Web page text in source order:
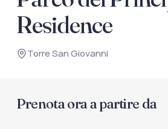
documenti di viaggio.
Accedi / Registrati
Residence
Torre San Giovanni
Prenota ora a partire da